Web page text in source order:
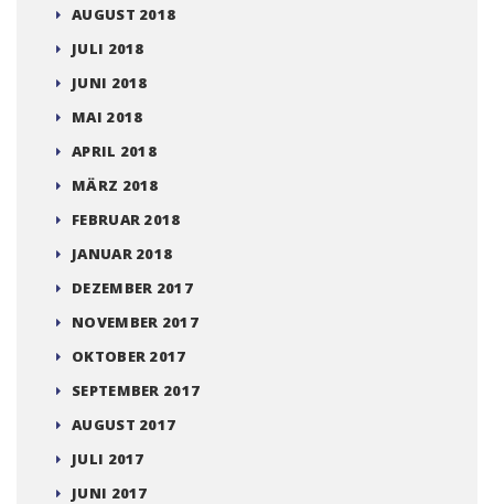
AUGUST 2018
JULI 2018
JUNI 2018
MAI 2018
APRIL 2018
MÄRZ 2018
FEBRUAR 2018
JANUAR 2018
DEZEMBER 2017
NOVEMBER 2017
OKTOBER 2017
SEPTEMBER 2017
AUGUST 2017
JULI 2017
JUNI 2017